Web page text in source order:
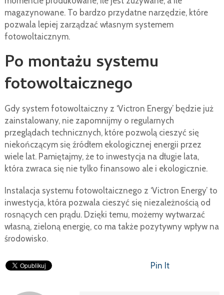
magazynowane. To bardzo przydatne narzędzie, które
pozwala lepiej zarządzać własnym systemem
fotowoltaicznym.
Po montażu systemu
fotowoltaicznego
Gdy system fotowoltaiczny z ‘Victron Energy’ będzie już
zainstalowany, nie zapomnijmy o regularnych
przeglądach technicznych, które pozwolą cieszyć się
niekończącym się źródłem ekologicznej energii przez
wiele lat. Pamiętajmy, że to inwestycja na długie lata,
która zwraca się nie tylko finansowo ale i ekologicznie.
Instalacja systemu fotowoltaicznego z ‘Victron Energy’ to
inwestycja, która pozwala cieszyć się niezależnością od
rosnących cen prądu. Dzięki temu, możemy wytwarzać
własną, zieloną energię, co ma także pozytywny wpływ na
środowisko.
Pin It